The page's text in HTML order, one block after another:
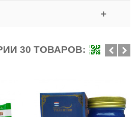
30 ТОВАРОВ: